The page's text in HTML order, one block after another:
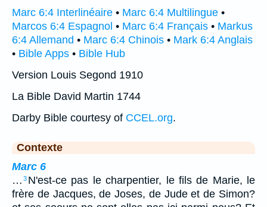
Marc 6:4 Interlinéaire • Marc 6:4 Multilingue •
Marcos 6:4 Espagnol • Marc 6:4 Français • Markus
6:4 Allemand • Marc 6:4 Chinois • Mark 6:4 Anglais
• Bible Apps • Bible Hub
Version Louis Segond 1910
La Bible David Martin 1744
Darby Bible courtesy of CCEL.org.
Contexte
Marc 6
… 3 N'est-ce pas le charpentier, le fils de Marie, le
frère de Jacques, de Joses, de Jude et de Simon?